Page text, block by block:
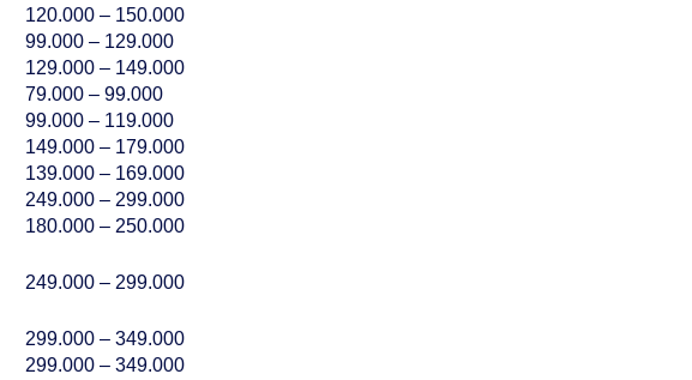
120.000 – 150.000
99.000 – 129.000
129.000 – 149.000
79.000 – 99.000
99.000 – 119.000
149.000 – 179.000
139.000 – 169.000
249.000 – 299.000
180.000 – 250.000
249.000 – 299.000
299.000 – 349.000
299.000 – 349.000